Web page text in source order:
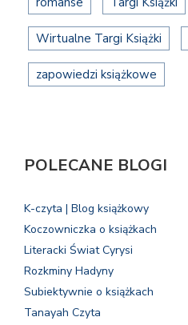
Wirtualne Targi Książki
zapowiedzi książkowe
POLECANE BLOGI
K-czyta | Blog książkowy
Koczowniczka o książkach
Literacki Świat Cyrysi
Rozkminy Hadyny
Subiektywnie o książkach
Tanayah Czyta